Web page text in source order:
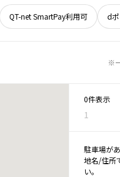
QT-net SmartPay利用可 d
※
0件表示
1
駐車場が
地名/住所
い。